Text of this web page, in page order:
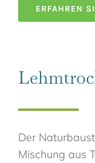
ERFAHREN
Der
Mischung aus